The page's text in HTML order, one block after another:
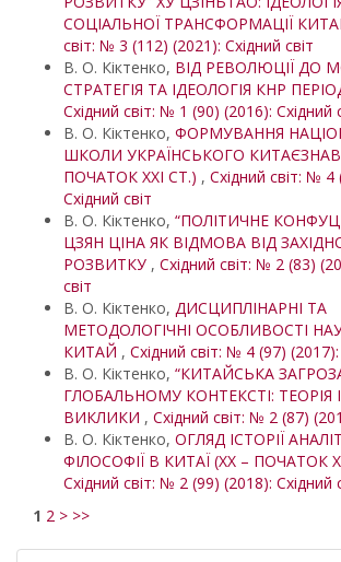
СОЦІАЛЬНОЇ ТРАНСФОРМАЦІЇ
світ: № 3 (112) (2021): Східний світ
В. О. Кіктенко, ВІД РЕВОЛЮЦІЇ ДО
СТРАТЕГІЯ ТА ІДЕОЛОГІЯ КНР
Східний світ: № 1 (90) (2016): Східний
В. О. Кіктенко, ФОРМУВАННЯ
ШКОЛИ УКРАЇНСЬКОГО
ПОЧАТОК XXI СТ.) , Східний світ: № 4
Східний світ
В. О. Кіктенко, “ПОЛІТИЧНЕ
ЦЗЯН ЦІНА ЯК ВІДМОВА ВІД
РОЗВИТКУ , Східний світ: № 2 (83)
світ
В. О. Кіктенко, ДИСЦИПЛІНАРНІ ТА
МЕТОДОЛОГІЧНІ ОСОБЛИВОСТІ
КИТАЙ , Східний світ: № 4 (97) (2017):
В. О. Кіктенко, “КИТАЙСЬКА
ГЛОБАЛЬНОМУ КОНТЕКСТІ: ТЕОРІЯ
ВИКЛИКИ , Східний світ: № 2 (87)
В. О. Кіктенко, ОГЛЯД ІСТОРІЇ
ФІЛОСОФІЇ В КИТАЇ (XX – ПОЧАТОК
Східний світ: № 2 (99) (2018): Східний
1 2 > >>